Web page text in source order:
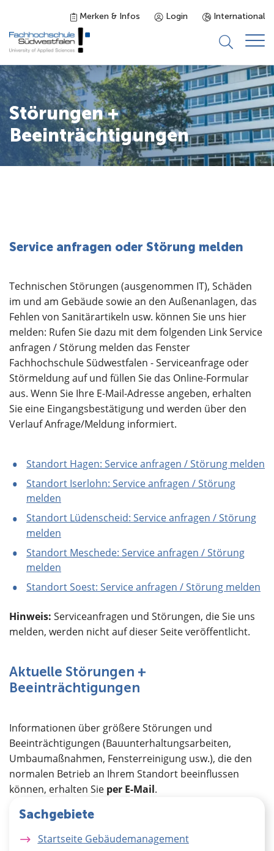
Merken & Infos Login International
Studieninteressierte
Studienangebot
Studierende
Karriere
Über uns
Störungen +
Beeinträchtigungen
Service anfragen oder Störung melden
Technischen Störungen (ausgenommen IT), Schäden
im und am Gebäude sowie an den Außenanlagen, das
Fehlen von Sanitärartikeln usw. können Sie uns hier
melden: Rufen Sie dazu mit dem folgenden Link Service
anfragen / Störung melden das Fenster
Fachhochschule Südwestfalen - Serviceanfrage oder
Störmeldung auf und füllen Sie das Online-Formular
aus. Wenn Sie Ihre E-Mail-Adresse angeben, erhalten
Sie eine Eingangsbestätigung und werden über den
Verlauf Anfrage/Meldung informiert.
Standort Hagen: Service anfragen / Störung melden
Standort Iserlohn: Service anfragen / Störung
melden
Standort Lüdenscheid: Service anfragen / Störung
melden
Standort Meschede: Service anfragen / Störung
melden
Standort Soest: Service anfragen / Störung melden
Hinweis: Serviceanfragen und Störungen, die Sie uns
melden, werden nicht auf dieser Seite veröffentlicht.
Aktuelle Störungen +
Beeinträchtigungen
Informationen über größere Störungen und
Beeinträchtigungen (Bauunterhaltungsarbeiten,
Umbaumaßnahmen, Fensterreinigung usw.), die den
normalen Betrieb an Ihrem Standort beeinflussen
können, erhalten Sie per E-Mail.
Sachgebiete
Startseite Gebäudemanagement